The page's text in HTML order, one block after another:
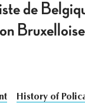
de
Bruxelloise
History of